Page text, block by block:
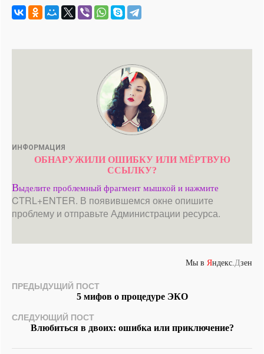
ИНФОРМАЦИЯ
ОБНАРУЖИЛИ ОШИБКУ ИЛИ МЁРТВУЮ
ССЫЛКУ?
Выделите проблемный фрагмент мышкой и нажмите
CTRL+ENTER. В появившемся окне опишите
проблему и отправьте Администрации ресурса.
Мы в Яндекс. Дзен
ПРЕДЫДУЩИЙ ПОСТ
5 мифов о процедуре ЭКО
СЛЕДУЮЩИЙ ПОСТ
Влюбиться в двоих: ошибка или приключение?